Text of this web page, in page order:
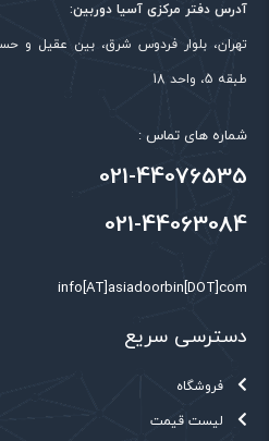
آدرس دفتر مرکزی آسیا دوربین:
طبقه 5، واحد 18
شماره های تماس :
021-44076535
021-44063084
info[AT]asiadoorbin[DOT]com
دسترسی سریع
فروشگاه
لیست قیمت